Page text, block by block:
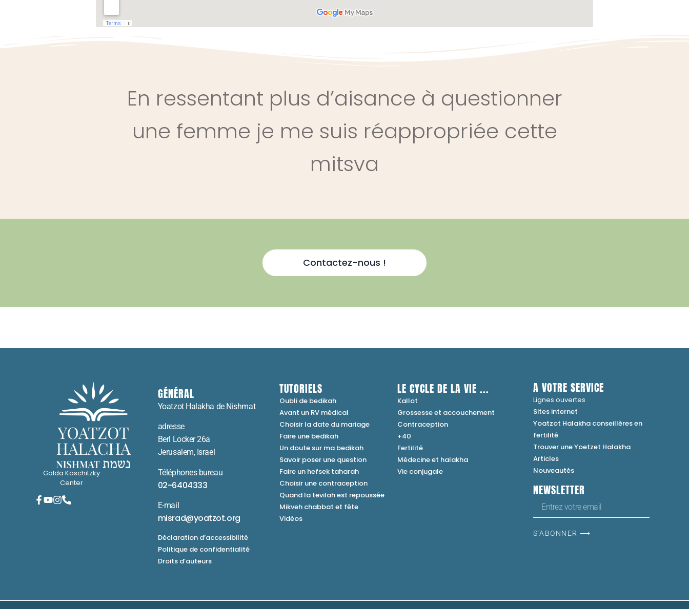
En ressentant plus d’aisance à questionner
une femme je me suis réappropriée cette
mitsva
Contactez-nous !
Golda Koschitzky
Center
GÉNÉRAL
Yoatzot Halakha de Nishmat
adresse
Berl Locker 26a
Jerusalem, Israel
Téléphones bureau
02-6404333
E-mail
misrad@yoatzot.org
Déclaration d’accessibilité
Politique de confidentialité
Droits d’auteurs
TUTORIELS
Oubli de bedikah
Avant un RV médical
Choisir la date du mariage
Faire une bedikah
Un doute sur ma bedikah
Savoir poser une question
Faire un hefsek taharah
Choisir une contraception
Quand la tevilah est repoussée
Mikveh chabbat et fête
Vidéos
LE CYCLE DE LA VIE ...
Kallot
Grossesse et accouchement
Contraception
+40
Fertilité
Médecine et halakha
Vie conjugale
A VOTRE SERVICE
Lignes ouvertes
Sites internet
Yoatzot Halakha conseillères en
fertilité
Trouver une Yoetzet Halakha
Articles
Nouveautés
NEWSLETTER
S'ABONNER ⟶